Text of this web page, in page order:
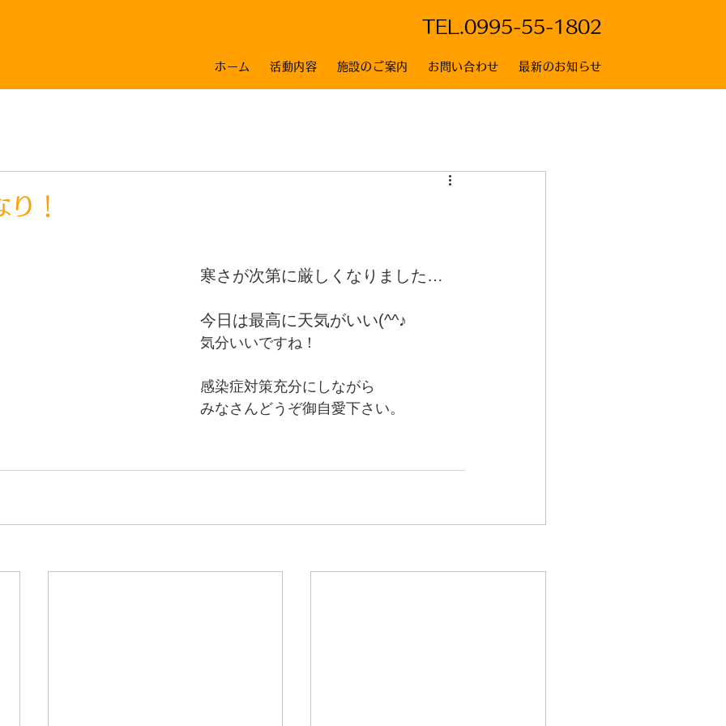
TEL. 0995-55-1802
ホーム 活動内容 施設のご案内 お問い合わせ 最新のお知らせ
！
寒さが次第に厳しくなりました…
今日は最高に天気がいい(^^♪
気分いいですね！
感染症対策充分にしながら
みなさんどうぞ御自愛下さい。